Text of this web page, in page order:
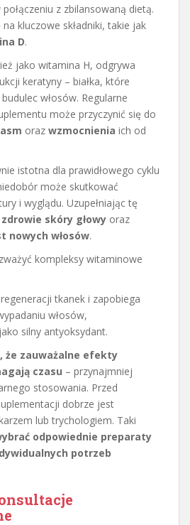
z zbilansowaną dietą.
kluczowe składniki, takie jak
D.
jako witamina H, odgrywa
keratyny – białka, które
włosów. Regularne
może przyczynić się do
oraz wzmocnienia ich od
istotna dla prawidłowego cyklu
może skutkować
i wyglądu. Uzupełniając tę
zdrowie skóry głowy oraz
nowych włosów.
kompleksy witaminowe
tkanek i zapobiega
włosów,
silny antyoksydant.
że zauważalne efekty
czasu – przynajmniej
stosowania. Przed
dobrze jest
lub trychologiem. Taki
odpowiednie preparaty
potrzeb